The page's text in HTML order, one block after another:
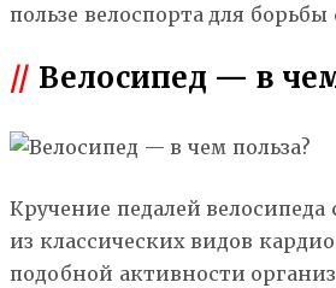
пользе велоспорта для борьбы
// Велосипед — в
Кручение педалей велосипеда
из классических видов
подобной активности